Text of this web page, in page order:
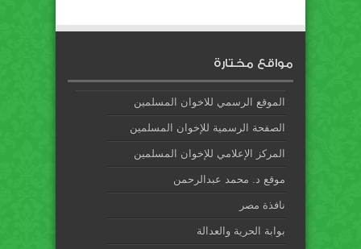
مواقع مختارة
الموقع الرسمي للاخوان المسلمين
الصفحة الرسمية للإخوان المسلمين
المركز الإعلامي للإخوان المسلمين
موقع د. محمد عبدالرحمن
نافذة مصر
بوابة الحرية والعدالة